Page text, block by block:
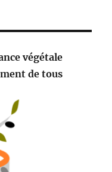
végétale
de tous